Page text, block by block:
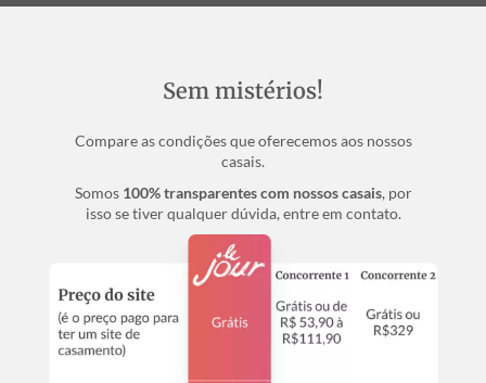
Sem mistérios!
Compare as condições que oferecemos aos nossos
casais.
Somos 100% transparentes com nossos casais, por
isso se tiver qualquer dúvida, entre em contato.